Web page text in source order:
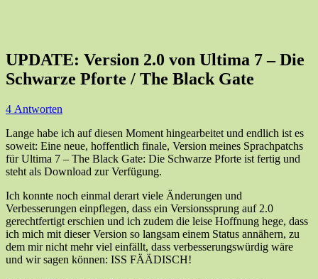
UPDATE: Version 2.0 von Ultima 7 – Die
Schwarze Pforte / The Black Gate
4 Antworten
Lange habe ich auf diesen Moment hingearbeitet und endlich ist es
soweit: Eine neue, hoffentlich finale, Version meines Sprachpatchs
für Ultima 7 – The Black Gate: Die Schwarze Pforte ist fertig und
steht als Download zur Verfügung.
Ich konnte noch einmal derart viele Änderungen und
Verbesserungen einpflegen, dass ein Versionssprung auf 2.0
gerechtfertigt erschien und ich zudem die leise Hoffnung hege, dass
ich mich mit dieser Version so langsam einem Status annähern, zu
dem mir nicht mehr viel einfällt, dass verbesserungswürdig wäre
und wir sagen können: ISS FÄÄDISCH!